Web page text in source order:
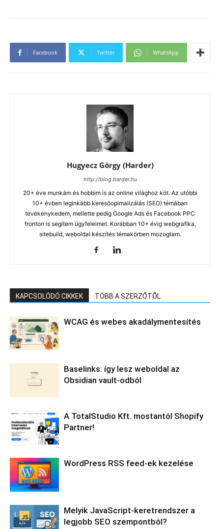
Facebook Twitter WhatsApp
Hugyecz Görgy (Harder)
http://blog.harder.hu
20+ éve munkám és hobbim is az online világhoz köt. Az utóbbi
10+ évben leginkább keresőopimalizálás (SEO) témában
tevékenykedem, mellette pedig Google Ads és Facebook PPC
fronton is segítem ügyfeleimet. Korábban 10+ évig webgrafika,
sitebuild, weboldal készítés témakörben mozogtam.
KAPCSOLÓDÓ CIKKEK TÖBB A SZERZŐTŐL
WCAG és webes akadálymentesítés
Baselinks: így lesz weboldal az
Obsidian vault-odból
A TotalStudio Kft. mostantól Shopify
Partner!
WordPress RSS feed-ek kezelése
Melyik JavaScript-keretrendszer a
legjobb SEO szempontból?